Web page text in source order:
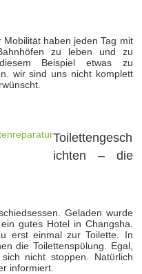
haben jeden Tag mit
zu leben und zu
Beispiel etwas zu
wir sind uns nicht komplett
Toilettengesch
ichten – die
Geladen wurde
gutes Hotel in Changsha.
erst einmal zur Toilette. In
die Toilettenspϋlung. Egal,
nicht stoppen. Natϋrlich
informiert.